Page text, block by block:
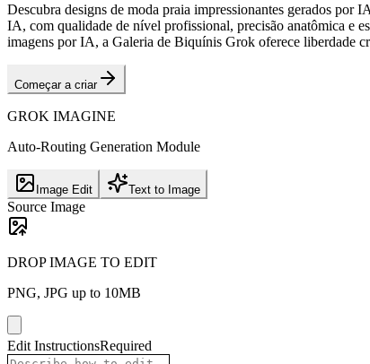
Descubra designs de moda praia impressionantes gerados por
IA, com qualidade de nível profissional, precisão anatômica e
imagens por IA, a Galeria de Biquínis Grok oferece liberdade
Começar a criar
GROK IMAGINE
Auto-Routing Generation Module
Image Edit Text to Image
Source Image
DROP IMAGE TO EDIT
PNG, JPG up to 10MB
Edit InstructionsRequired